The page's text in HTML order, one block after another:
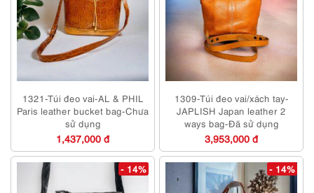
1321-Túi đeo vai-AL & PHIL
Paris leather bucket bag-Chưa
sử dụng
1,437,000 đ
1309-Túi đeo vai/xách tay-
JAPLISH Japan leather 2
ways bag-Đã sử dụng
3,953,000 đ
- 14% - 14%